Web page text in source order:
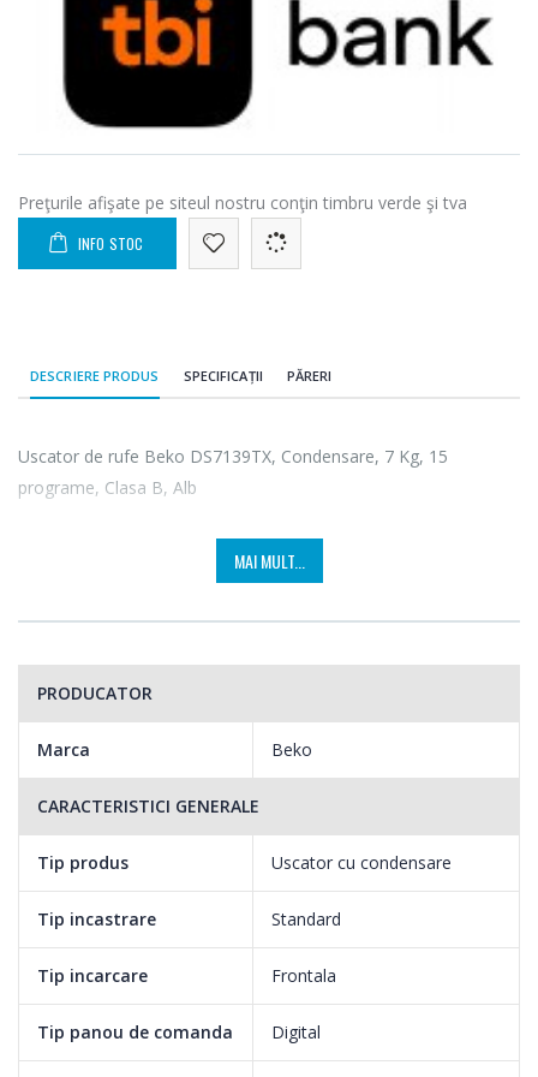
Preţurile afişate pe siteul nostru conţin timbru verde şi tva
INFO STOC
DESCRIERE PRODUS SPECIFICAȚII PĂRERI
Uscator de rufe Beko DS7139TX, Condensare, 7 Kg, 15
programe, Clasa B, Alb
MAI MULT...
PRODUCATOR
Marca Beko
CARACTERISTICI GENERALE
Tip produs Uscator cu condensare
Tip incastrare Standard
Tip incarcare Frontala
Tip panou de comanda Digital